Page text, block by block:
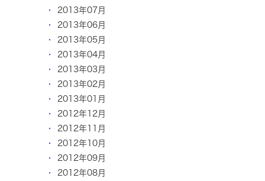
2013年07月
2013年06月
2013年05月
2013年04月
2013年03月
2013年02月
2013年01月
2012年12月
2012年11月
2012年10月
2012年09月
2012年08月